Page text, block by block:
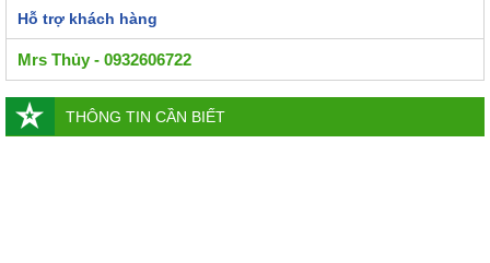
Hỗ trợ khách hàng
Mrs Thủy - 0932606722
THÔNG TIN CẦN BIẾT